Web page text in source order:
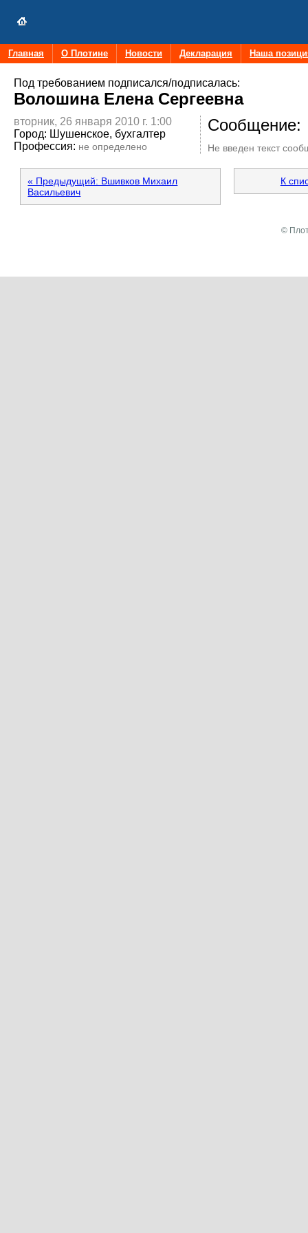
Главная О Плотине Новости Декларация Наша
Под требованием подписался/подписалась:
Волошина Елена Сергеевна
Сообщение:
Не введен текст
вторник, 26 января 2010 г. 1:00
Город: Шушенское, бухгалтер
Профессия: не определено
« Предыдущий: Вшивков Михаил
Васильевич
К
©